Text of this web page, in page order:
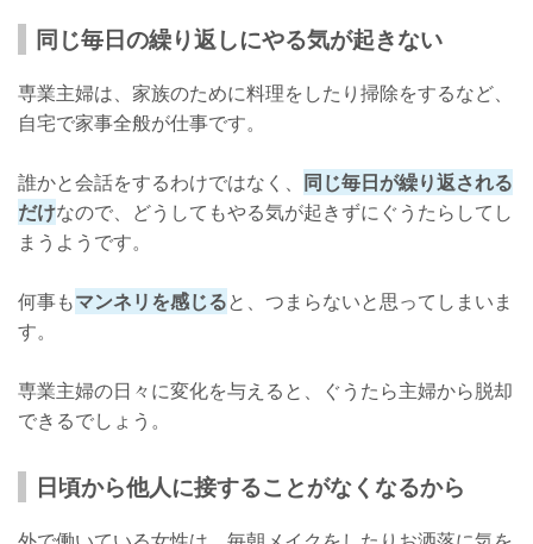
同じ毎日の繰り返しにやる気が起きない
専業主婦は、家族のために料理をしたり掃除をするなど、
自宅で家事全般が仕事です。
誰かと会話をするわけではなく、 同じ毎日が繰り返される
だけなので、どうしてもやる気が起きずにぐうたらしてし
まうようです。
何事もマンネリを感じると、つまらないと思ってしまいま
す。
専業主婦の日々に変化を与えると、ぐうたら主婦から脱却
できるでしょう。
日頃から他人に接することがなくなるから